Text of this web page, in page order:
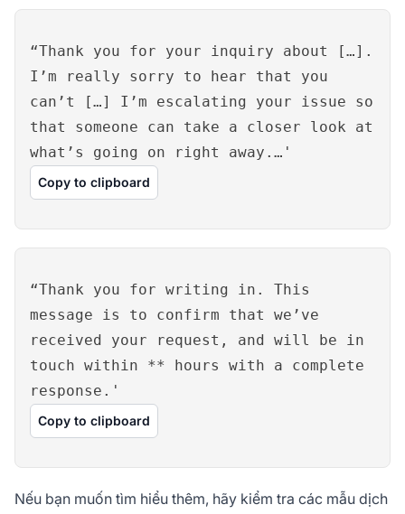
“Thank you for your inquiry about […].
I’m really sorry to hear that you
can’t […] I’m escalating your issue so
that someone can take a closer look at
what’s going on right away.…'
Copy to clipboard
“Thank you for writing in. This
message is to confirm that we’ve
received your request, and will be in
touch within ** hours with a complete
response.'
Copy to clipboard
Nếu bạn muốn tìm hiểu thêm, hãy kiểm tra các mẫu dịch